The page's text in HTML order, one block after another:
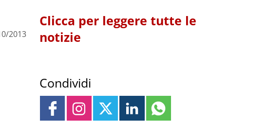
2013
Clicca per leggere tutte le
notizie
Condividi